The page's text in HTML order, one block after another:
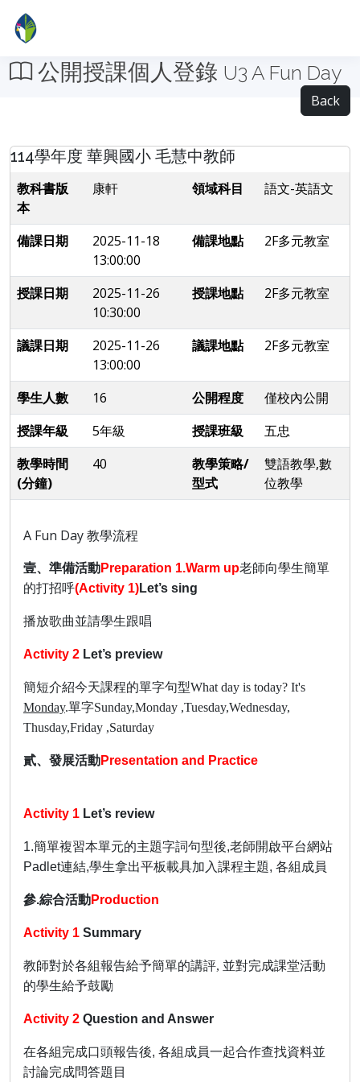
公開授課個人登錄 U3 A Fun Day
Back
114學年度 華興國小 毛慧中教師
教科書版
本
康軒 領域科目 語文-英語文
備課日期
2025-11-18
13:00:00
備課地點 2F多元教室
授課日期
2025-11-26
10:30:00
授課地點 2F多元教室
議課日期
2025-11-26
13:00:00
議課地點 2F多元教室
學生人數 16 公開程度
僅校內公開
授課年級
5年級 授課班級
五忠
教學時間
(分鐘)
40
教學策略/
型式
雙語教學,數
位教學
A Fun Day 教學流程
壹、準備活動Preparation 1.Warm up老師向學生簡單
的打招呼(Activity 1)Let’s sing
播放歌曲並請學生跟唱
Activity 2 Let’s preview
簡短介紹今天課程的單字句型What day is today? It's
Monday.單字Sunday,Monday ,Tuesday,Wednesday,
Thusday,Friday ,Saturday
貳、發展活動Presentation and Practice
Activity 1 Let’s review
1.簡單複習本單元的主題字詞句型後,老師開啟平台網站
Padlet連結,學生拿出平板載具加入課程主題, 各組成員
參.綜合活動Production
Activity 1 Summary
教師對於各組報告給予簡單的講評, 並對完成課堂活動
的學生給予鼓勵
Activity 2 Question and Answer
在各組完成口頭報告後, 各組成員一起合作查找資料並
討論完成問答題目